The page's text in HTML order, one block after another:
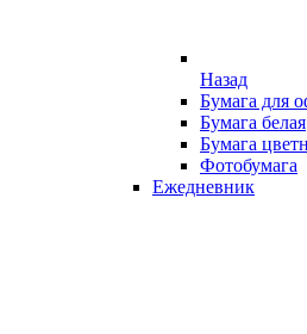
Назад
Бумага для
Бумага белая
Бумага
Фотобумага
Ежедневник